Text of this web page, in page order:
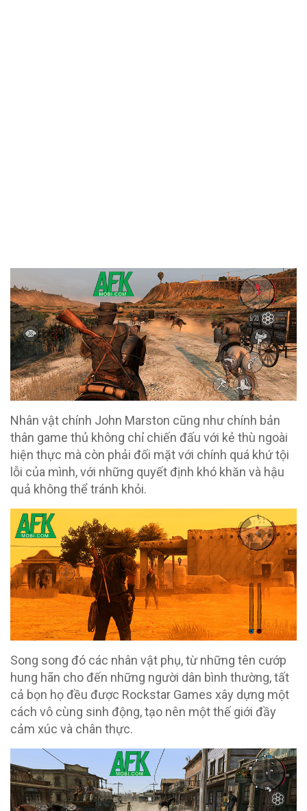
Nhân vật chính John Marston cũng như chính bản
thân game thủ không chỉ chiến đấu với kẻ thù ngoài
hiện thực mà còn phải đối mặt với chính quá khứ tội
lỗi của mình, với những quyết định khó khăn và hậu
quả không thể tránh khỏi.
Song song đó các nhân vật phụ, từ những tên cướp
hung hãn cho đến những người dân bình thường, tất
cả bọn họ đều được Rockstar Games xây dựng một
cách vô cùng sinh động, tạo nên một thế giới đầy
cảm xúc và chân thực.